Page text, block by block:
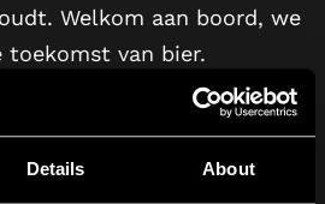
Details About
Welkom aan boord, we
toekomst van bier.